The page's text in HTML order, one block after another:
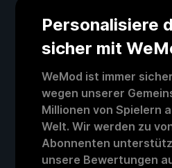
Personalisiere
sicher mit
WeMod ist immer
wegen unserer
Millionen von Spielern
Welt. Wir werden zu
Abonnenten
unsere Bewertungen